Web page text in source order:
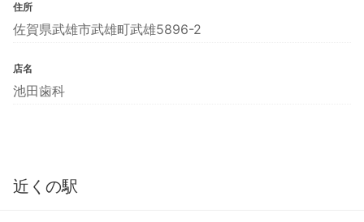
住所
佐賀県武雄市武雄町武雄5896-2
店名
池田歯科
近くの駅